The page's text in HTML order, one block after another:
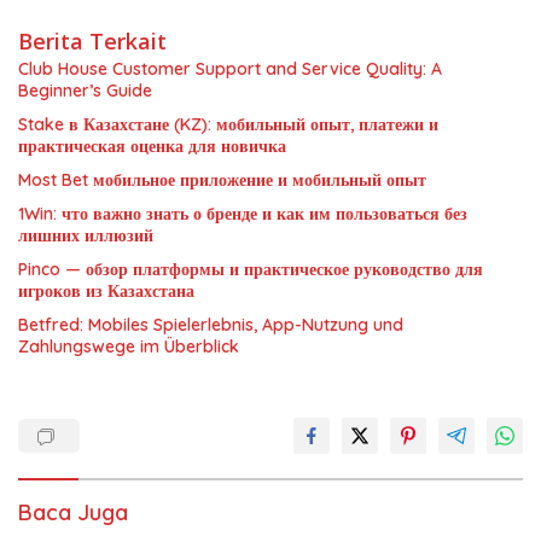
Berita Terkait
Club House Customer Support and Service Quality: A
Beginner’s Guide
Stake в Казахстане (KZ): мобильный опыт, платежи и
практическая оценка для новичка
Most Bet мобильное приложение и мобильный опыт
1Win: что важно знать о бренде и как им пользоваться без
лишних иллюзий
Pinco — обзор платформы и практическое руководство для
игроков из Казахстана
Betfred: Mobiles Spielerlebnis, App-Nutzung und
Zahlungswege im Überblick
Baca Juga